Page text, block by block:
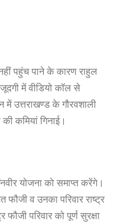
पहुंच पाने के कारण राहुल
में वीडियो कॉल से
उत्तराखण्ड के गौरवशाली
कमियां गिनाई।
योजना को समाप्त करेंगे।
व उनका परिवार राष्ट्र
परिवार को पूर्ण सुरक्षा